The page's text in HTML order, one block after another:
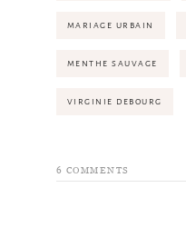
MARIAGE URBAIN
MENTHE SAUVAGE
VIRGINIE DEBOURG
6 COMMENTS